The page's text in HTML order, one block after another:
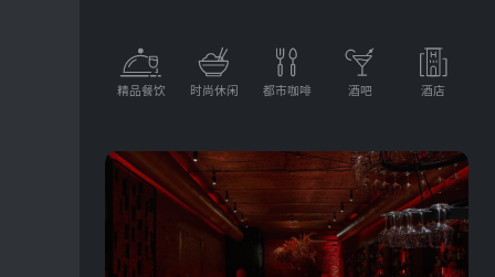
精品餐饮 时尚休闲 都市咖啡 酒吧 酒店